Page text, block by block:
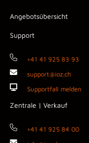
Angebotsübersicht
Support
+41 41 925 83 93
support@ioz.ch
Supportfall melden
Zentrale | Verkauf
+41 41 925 84 00